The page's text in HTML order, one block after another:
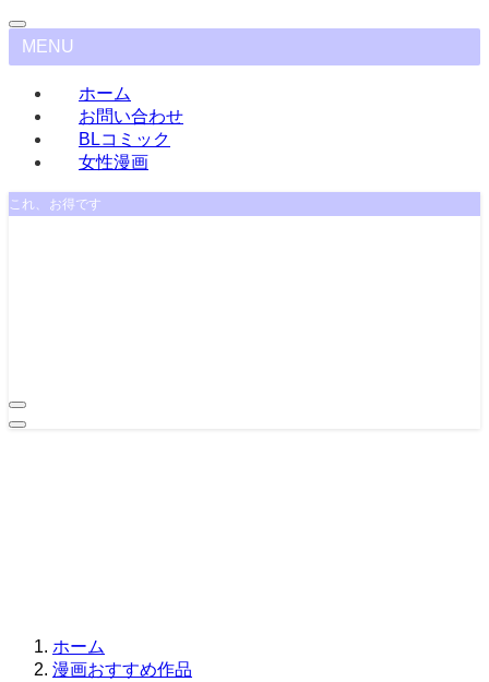
MENU
ホーム
お問い合わせ
BLコミック
女性漫画
これ、お得です
ホーム
漫画おすすめ作品